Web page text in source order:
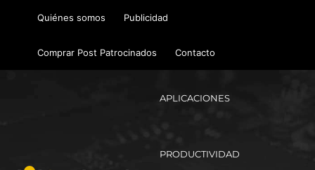
Quiénes somos Publicidad
Comprar Post Patrocinados Contacto
APLICACIONES
PRODUCTIVIDAD